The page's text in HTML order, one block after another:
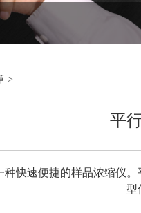
>
平
种快速便捷的样品浓缩仪
型